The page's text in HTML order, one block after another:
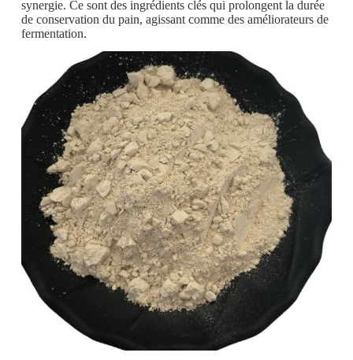
synergie. Ce sont des ingrédients clés qui prolongent la durée
de conservation du pain, agissant comme des améliorateurs de
fermentation.